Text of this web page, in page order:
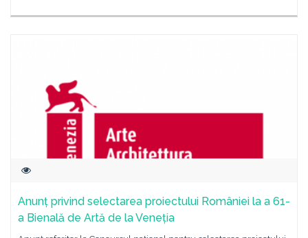
Anunț privind selectarea proiectului României la a 61-
a Bienală de Artă de la Veneția